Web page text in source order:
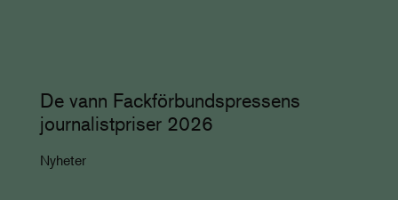
De vann Fackförbundspressens
journalistpriser 2026
Nyheter